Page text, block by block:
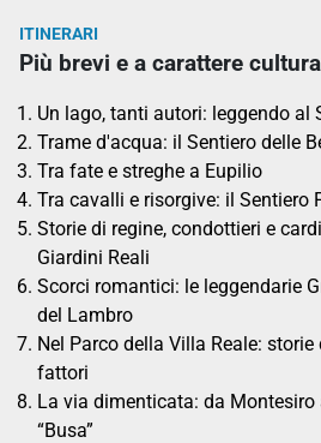
ITINERARI
Più brevi e a carattere
Un lago, tanti autori: leggendo al
Trame d'acqua: il Sentiero delle
Tra fate e streghe a Eupilio
Tra cavalli e risorgive: il Sentiero
Storie di regine, condottieri e
Giardini Reali
Scorci romantici: le leggendarie
del Lambro
Nel Parco della Villa Reale:
fattori
La via dimenticata: da Montesiro
“Busa”